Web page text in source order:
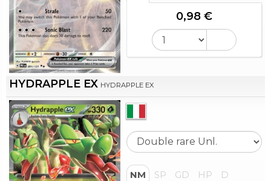
0,98 €
HYDRAPPLE EX HYDRAPPLE EX
NM SP GD HP D